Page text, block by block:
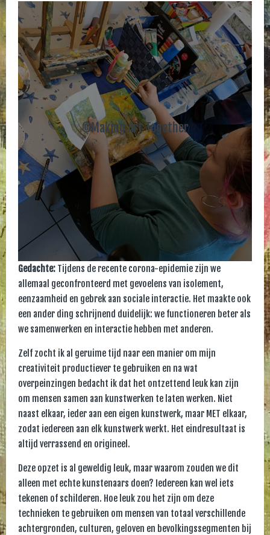
©Making Art Together
Gedachte: Tijdens de recente corona-epidemie zijn we
allemaal geconfronteerd met gevoelens van isolement,
eenzaamheid en gebrek aan sociale interactie. Het maakte ook
een ander ding schrijnend duidelijk: we functioneren beter als
we samenwerken en interactie hebben met anderen.
Zelf zocht ik al geruime tijd naar een manier om mijn
creativiteit productiever te gebruiken en na wat
overpeinzingen bedacht ik dat het ontzettend leuk kan zijn
om mensen samen aan kunstwerken te laten werken. Niet
naast elkaar, ieder aan een eigen kunstwerk, maar MET elkaar,
zodat iedereen aan elk kunstwerk werkt. Het eindresultaat is
altijd verrassend en origineel.
Deze opzet is al geweldig leuk, maar waarom zouden we dit
alleen met echte kunstenaars doen? Iedereen kan wel iets
tekenen of schilderen. Hoe leuk zou het zijn om deze
technieken te gebruiken om mensen van totaal verschillende
achtergronden, culturen, geloven en bevolkingssegmenten bij